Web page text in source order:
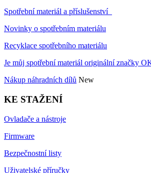
Spotřební materiál a příslušenství
Novinky o spotřebním materiálu
Recyklace spotřebního materiálu
Je můj spotřební materiál originální značky
Nákup náhradních dílů New
KE STAŽENÍ
Ovladače a nástroje
Firmware
Bezpečnostní listy
Uživatelské příručky